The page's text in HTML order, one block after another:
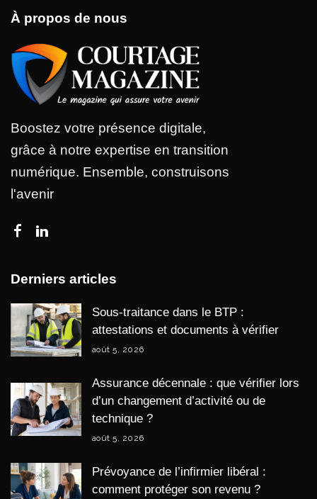
À propos de nous
Boostez votre présence digitale,
grâce à notre expertise en transition
numérique. Ensemble, construisons
l'avenir
Derniers articles
Sous-traitance dans le BTP :
attestations et documents à vérifier
août 5, 2026
Assurance décennale : que vérifier lors
d’un changement d’activité ou de
technique ?
août 5, 2026
Prévoyance de l’infirmier libéral :
comment protéger son revenu ?